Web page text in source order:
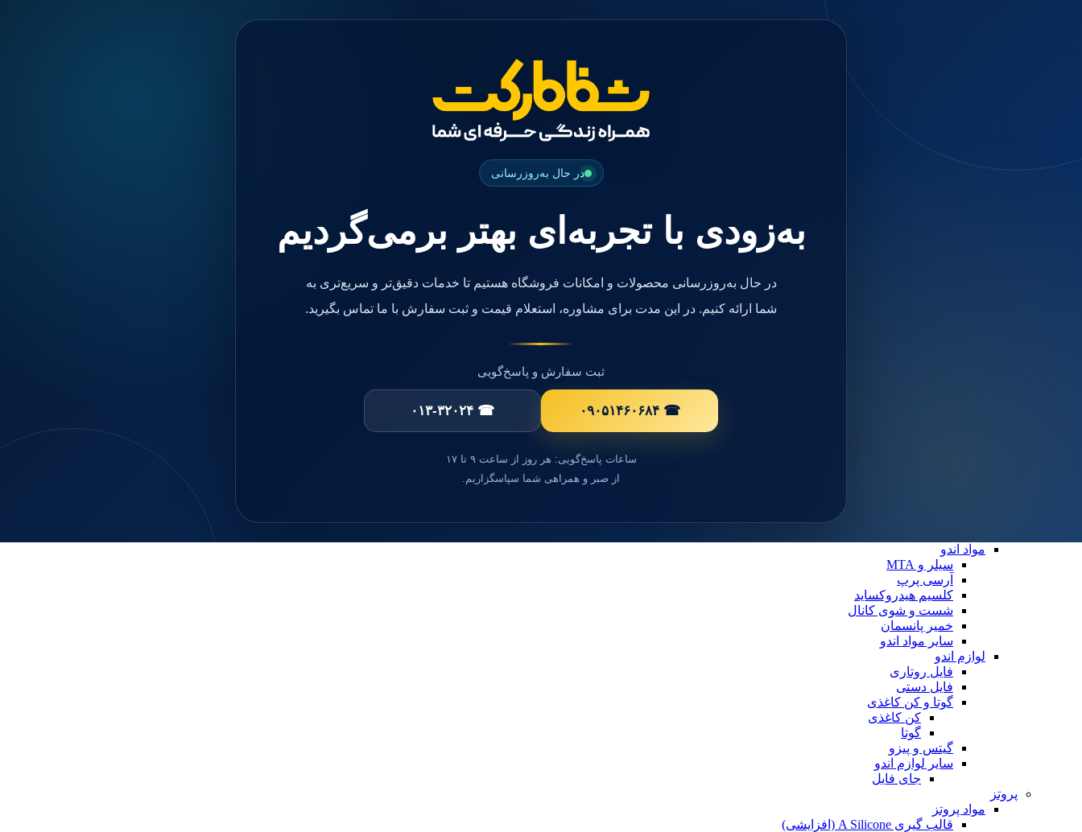
در حال به‌روزرسانی
به‌زودی با تجربه‌ای بهتر برمی‌گردیم
در حال به‌روزرسانی محصولات و امکانات فروشگاه هستیم تا خدمات دقیق‌تر و سریع‌تری به
شما ارائه کنیم. در این مدت برای مشاوره، استعلام قیمت و ثبت سفارش با ما تماس بگیرید.
ثبت سفارش و پاسخ‌گویی
☎ ۰۹۰۵۱۴۶۰۶۸۴ ☎ ۰۱۳-۳۲۰۲۴
ساعات پاسخ‌گویی: هر روز از ساعت ۹ تا ۱۷
از صبر و همراهی شما سپاسگزاریم.
کاپ و مولت پرداخت
مواد اندو
سیلر و MTA
آرسی پرپ
کلسیم هیدروکساید
شست و شوی کانال
خمیر پانسمان
سایر مواد اندو
لوازم اندو
فایل روتاری
فایل دستی
گوتا و کن کاغذی
کن کاغذی
گوتا
گیتس و پیزو
سایر لوازم اندو
جای فایل
پروتز
مواد پروتز
قالب گیری A Silicone (افزایشی)